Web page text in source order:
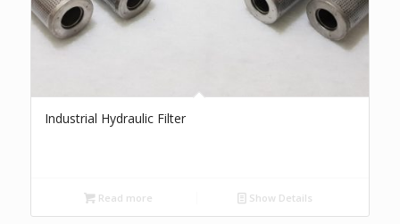
Industrial Hydraulic Filter
Read more Show Details